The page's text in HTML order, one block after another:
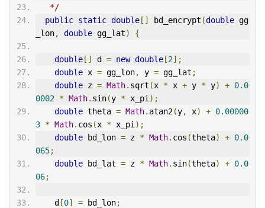
   */
public static double [] bd_encrypt (double gg
_lon, double gg_lat) {
double [] d = new double [2];
double x = gg_lon, y = gg_lat ;
double z = Math. sqrt (x * x + y * y) + 0.0
0002 * Math. sin(y * x_pi );
double theta = Math. atan2(y, x) + 0.00000
3 * Math. cos (x * x_pi );
double bd_lon = z * Math. cos (theta) + 0.0
065;
double bd_lat = z * Math. sin(theta) + 0.0
06;
    d
[0] = bd_lon;